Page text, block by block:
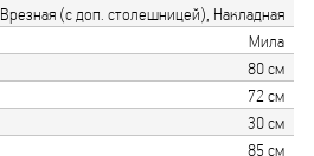
Врезная (с доп. столешницей), Накладная
Мила
80 см
72 см
30 см
85 см